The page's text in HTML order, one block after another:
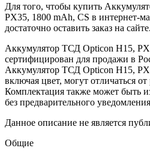
Для того, чтобы купить
PX35, 1800 mAh, CS в интернет-
достаточно оставить заказ на сайте.
Аккумулятор ТСД Opticon H15,
сертифицирован для продажи в
Аккумулятор ТСД Opticon H15,
включая цвет, могут отличаться
Комплектация также может быть
без предварительного
Данное описание не является
Общие